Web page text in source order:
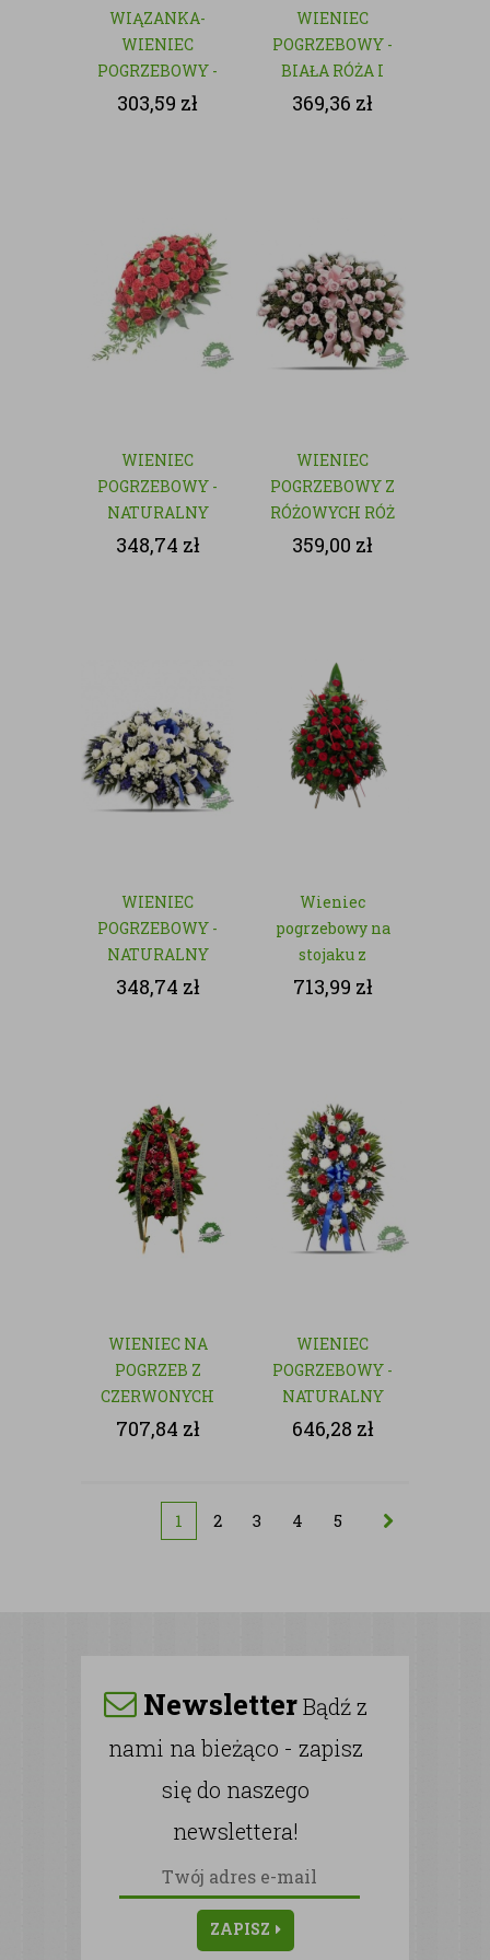
WIĄZANKA-
WIENIEC
POGRZEBOWY -
NATURALNY
303,59 zł
WIENIEC
POGRZEBOWY -
BIAŁA RÓŻA I
GOŹDZIK
369,36 zł
WIENIEC
POGRZEBOWY -
NATURALNY
348,74 zł
WIENIEC
POGRZEBOWY Z
RÓŻOWYCH RÓŻ
- NATURALNY
359,00 zł
WIENIEC
POGRZEBOWY -
NATURALNY
348,74 zł
Wieniec
pogrzebowy na
stojaku z
czerwonych róż
713,99 zł
WIENIEC NA
POGRZEB Z
CZERWONYCH
RÓŻ
707,84 zł
WIENIEC
POGRZEBOWY -
NATURALNY
646,28 zł
1 2 3 4 5
NewsletterBądź z
nami na bieżąco - zapisz
się do naszego
newslettera!
ZAPISZ